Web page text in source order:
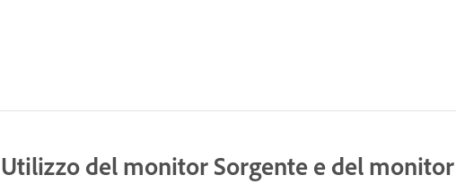
Utilizzo del monitor Sorgente e del